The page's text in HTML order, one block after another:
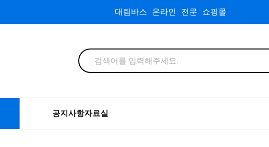
대림바스 온라인 전문 쇼핑몰
공지사항자료실